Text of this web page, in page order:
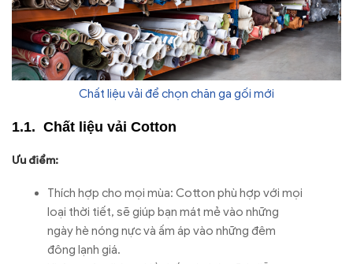
Chất liệu vải để chọn chăn ga gối mới
Chất liệu vải Cotton
Ưu điểm:
Thích hợp cho mọi mùa: Cotton phù hợp với mọi
loại thời tiết, sẽ giúp bạn mát mẻ vào những
ngày hè nóng nực và ấm áp vào những đêm
đông lạnh giá.